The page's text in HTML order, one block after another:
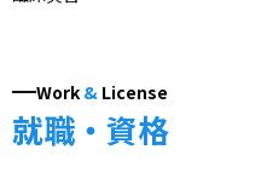
Work & License
就職・資格